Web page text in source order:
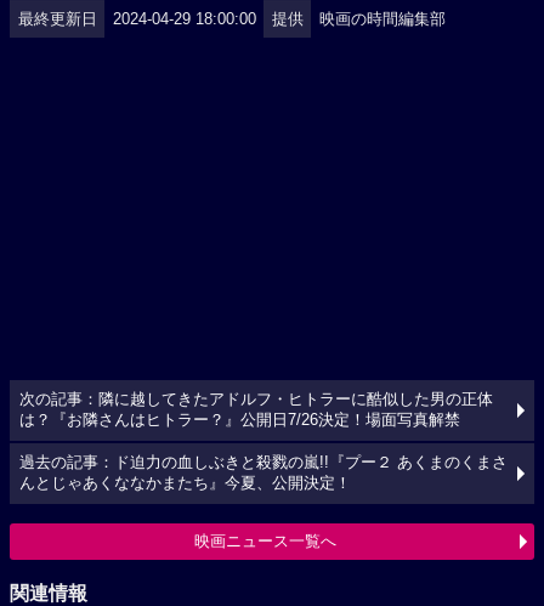
最終更新日 2024-04-29 18:00:00 提供 映画の時間編集部
次の記事：隣に越してきたアドルフ・ヒトラーに酷似した男の正体
は？『お隣さんはヒトラー？』公開日7/26決定！場面写真解禁
過去の記事：ド迫力の血しぶきと殺戮の嵐!!『プー２ あくまのくまさ
んとじゃあくななかまたち』今夏、公開決定！
映画ニュース一覧へ
関連情報